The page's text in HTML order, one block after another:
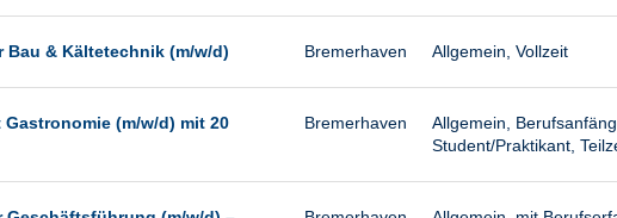
& Kältetechnik (m/w/d) Bremerhaven Allgemein, Vollzeit
(m/w/d) mit 20
Bremerhaven
Allgemein,
Student/Praktikant,